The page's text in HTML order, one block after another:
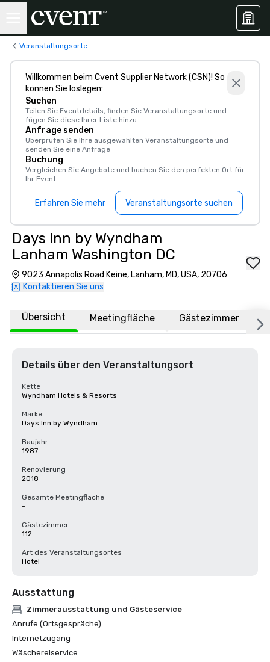
Veranstaltungsorte
Willkommen beim Cvent Supplier Network (CSN)! So
können Sie loslegen:
Suchen
Teilen Sie Eventdetails, finden Sie Veranstaltungsorte und
fügen Sie diese Ihrer Liste hinzu.
Anfrage senden
Überprüfen Sie Ihre ausgewählten Veranstaltungsorte und
senden Sie eine Anfrage
Buchung
Vergleichen Sie Angebote und buchen Sie den perfekten Ort für
Ihr Event
Erfahren Sie mehr Veranstaltungsorte suchen
Days Inn by Wyndham
Lanham Washington DC
9023 Annapolis Road Keine, Lanham, MD, USA, 20706
Kontaktieren Sie uns
Übersicht Meetingfläche Gästezimmer
Details über den Veranstaltungsort
Kette
Wyndham Hotels & Resorts
Marke
Days Inn by Wyndham
Baujahr
1987
Renovierung
2018
Gesamte Meetingfläche
-
Gästezimmer
112
Art des Veranstaltungsortes
Hotel
Ausstattung
Zimmerausstattung und Gästeservice
Anrufe (Ortsgespräche)
Internetzugang
Wäschereiservice